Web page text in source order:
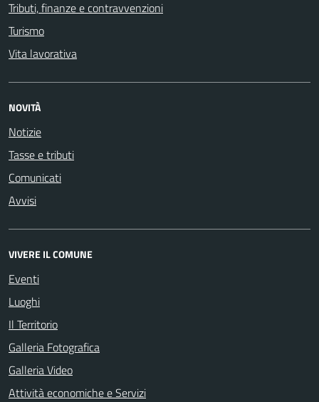
Tributi, finanze e contravvenzioni
Turismo
Vita lavorativa
NOVITÀ
Notizie
Tasse e tributi
Comunicati
Avvisi
VIVERE IL COMUNE
Eventi
Luoghi
Il Territorio
Galleria Fotografica
Galleria Video
Attività economiche e Servizi